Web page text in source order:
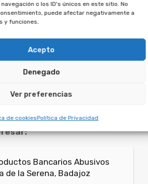
o los ID's únicos en este sitio. No
puede afectar negativamente a
y funciones.
Acepto
Denegado
Ver preferencias
de cookiesPolítica de Privacidad
Afeban
a quienes
tipo de contratos
lo que les
situación, deja tus datos, y
Bancarios Abusivos
de la Serena, Badajoz